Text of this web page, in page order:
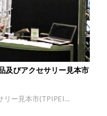
及びアクセサリー見本市
リー見本市(TPIPEI…